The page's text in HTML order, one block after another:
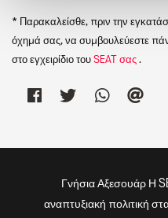
* Παρακαλείσθε, πριν την
όχημά σας, να συμβουλεύεστε
στο εγχειρίδιο τουSEAT σας.
Γνήσια Αξεσουάρ Η
αναπτυξιακή πολιτική